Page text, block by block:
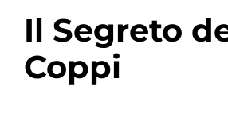
Il Segreto
Coppi